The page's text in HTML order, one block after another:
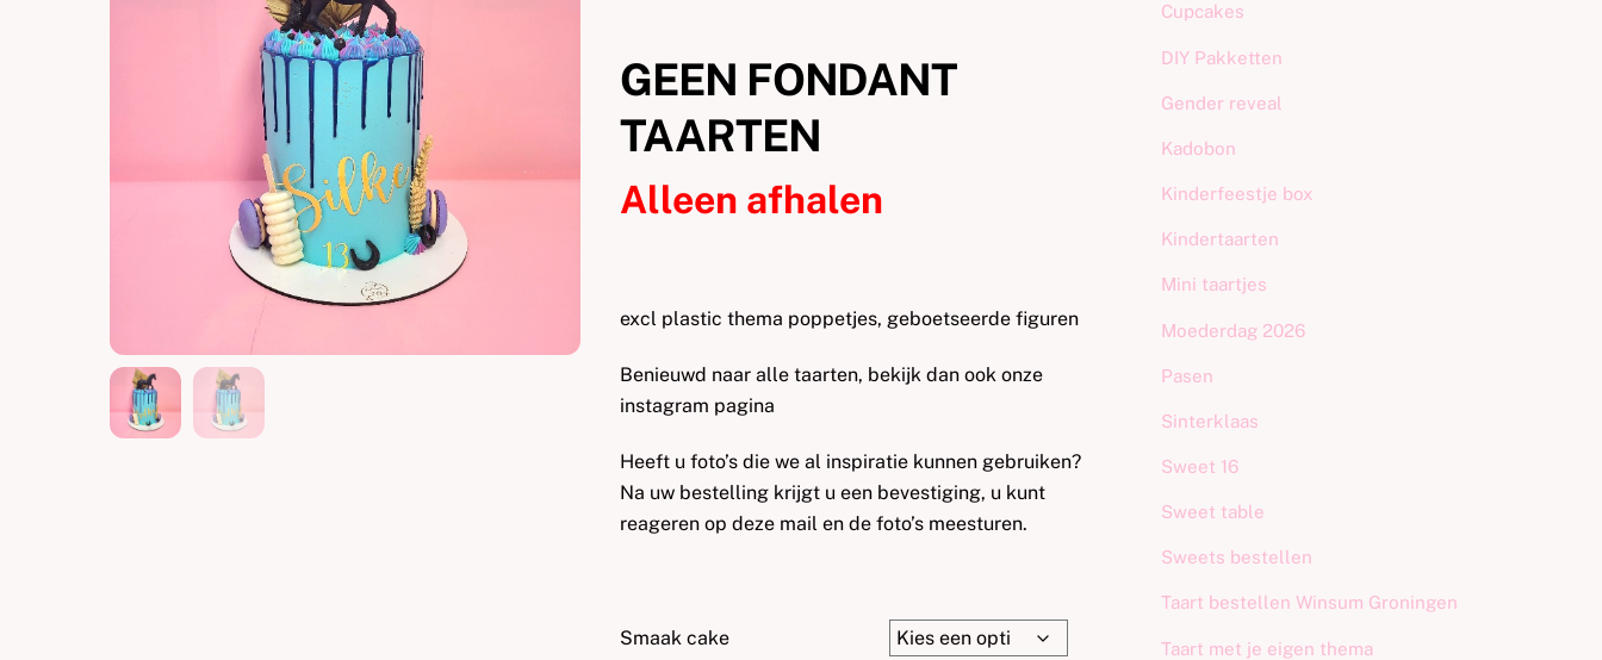
GEEN FONDANT
TAARTEN
Alleen afhalen
excl plastic thema poppetjes, geboetseerde figuren
Benieuwd naar alle taarten, bekijk dan ook onze
instagram pagina
Heeft u foto’s die we al inspiratie kunnen gebruiken?
Na uw bestelling krijgt u een bevestiging, u kunt
reageren op deze mail en de foto’s meesturen.
Smaak cake
Cupcakes
DIY Pakketten
Gender reveal
Kadobon
Kinderfeestje box
Kindertaarten
Mini taartjes
Moederdag 2026
Pasen
Sinterklaas
Sweet 16
Sweet table
Sweets bestellen
Taart bestellen Winsum Groningen
Taart met je eigen thema